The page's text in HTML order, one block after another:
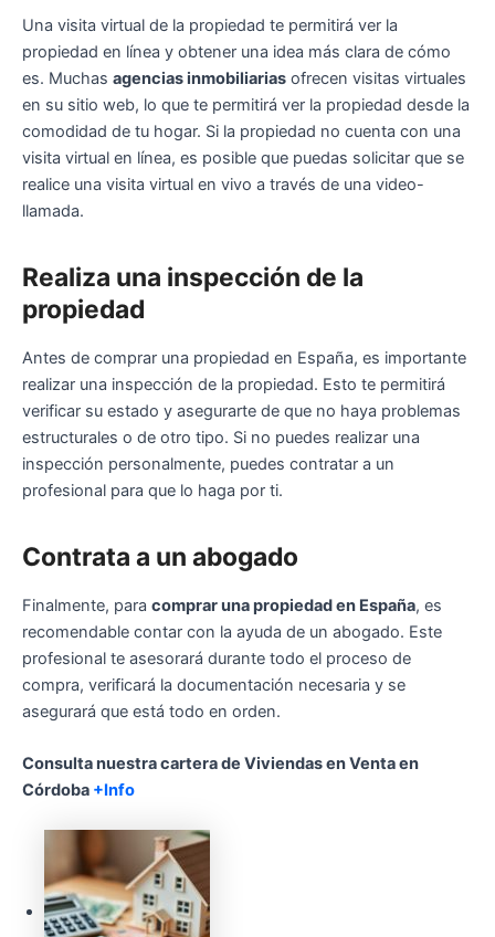
Una visita virtual de la propiedad te permitirá ver la
propiedad en línea y obtener una idea más clara de cómo
es. Muchas agencias inmobiliarias ofrecen visitas virtuales
en su sitio web, lo que te permitirá ver la propiedad desde la
comodidad de tu hogar. Si la propiedad no cuenta con una
visita virtual en línea, es posible que puedas solicitar que se
realice una visita virtual en vivo a través de una video-
llamada.
Realiza una inspección de la
propiedad
Antes de comprar una propiedad en España, es importante
realizar una inspección de la propiedad. Esto te permitirá
verificar su estado y asegurarte de que no haya problemas
estructurales o de otro tipo. Si no puedes realizar una
inspección personalmente, puedes contratar a un
profesional para que lo haga por ti.
Contrata a un abogado
Finalmente, para comprar una propiedad en España, es
recomendable contar con la ayuda de un abogado. Este
profesional te asesorará durante todo el proceso de
compra, verificará la documentación necesaria y se
asegurará que está todo en orden.
Consulta nuestra cartera de Viviendas en Venta en
Córdoba +Info